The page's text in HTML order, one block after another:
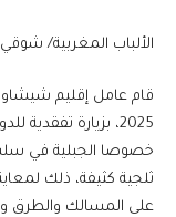
الألباب المغربية/
2025، بزيارة
خصوصا الجبلية في
ثلجية كثيفة، ذلك
على المسالك والطرق